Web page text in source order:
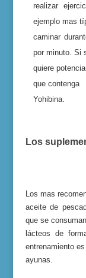
realizar
ejemplo mas
caminar
por minuto. Si
quiere
que contenga
Yohibina.
Los
Los mas
aceite de
que se consuman
lácteos de
entrenamiento
ayunas.